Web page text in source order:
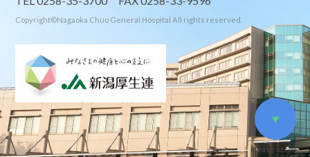
Please scroll
Copyright©Nagaoka Chuo General Hospital All rights reserved.